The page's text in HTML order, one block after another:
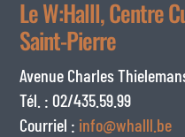
Le W:Halll, Centre
Saint-Pierre
Avenue Charles
Tél. : 02/435.59.99
Courriel : info@whalll.be